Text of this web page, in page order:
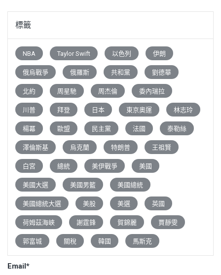
標籤
NBA Taylor Swift 以色列 伊朗
俄烏戰爭 俄羅斯 共和黨 劉德華
北約 周星馳 周杰倫 委內瑞拉
川普 拜登 日本 東京奧運 林志玲
楊冪 歐盟 民主黨 法國 泰勒絲
澤倫斯基 烏克蘭 特朗普 王祖賢
白宮 總統 美伊戰爭 美國
美國大選 美國男籃 美國總統
美國總統大選 美股 美選 英國
荷姆茲海峽 謝霆鋒 賀錦麗 賈靜雯
郭富城 關稅 韓國 馬斯克
Email*